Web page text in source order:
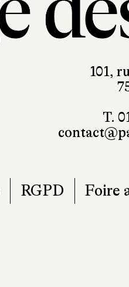
101,
T.
RGPD Foire